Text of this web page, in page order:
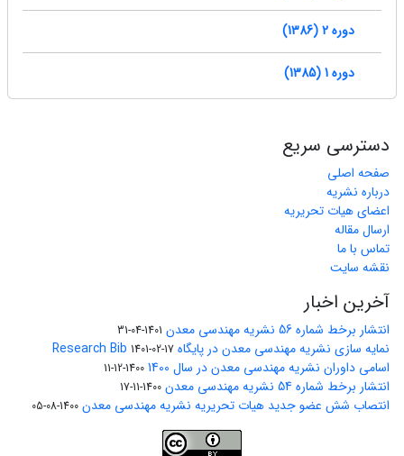
دوره 2 (1386)
دوره 1 (1385)
دسترسی سریع
صفحه اصلی
درباره نشریه
اعضای هیات تحریریه
ارسال مقاله
تماس با ما
نقشه سایت
آخرین اخبار
انتشار برخط شماره 56 نشریه مهندسی معدن 1401-04-31
نمایه سازی نشریه مهندسی معدن در پایگاه Research Bib 1401-02-17
اسامی داوران نشریه مهندسی معدن در سال 1400 1400-12-11
انتشار برخط شماره 54 نشریه مهندسی معدن 1400-11-17
انتصاب شش عضو جدید هیات تحریریه نشریه مهندسی معدن 1400-08-05